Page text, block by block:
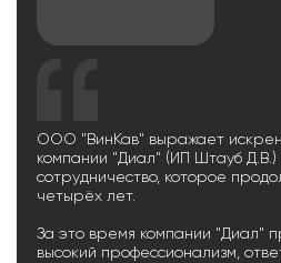
ООО "ВинКав" выражает
компании "Диал" (ИП Штауб Д.В.)
сотрудничество, которое
четырёх лет.
За это время компании "Диал"
высокий профессионализм,